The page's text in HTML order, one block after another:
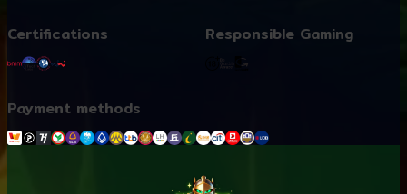
Certifications Responsible Gaming
Payment methods